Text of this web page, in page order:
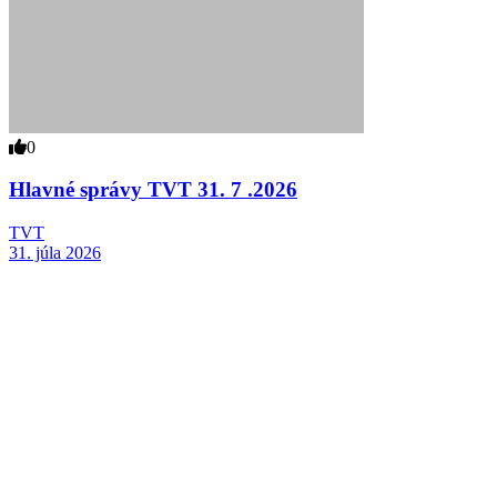
0
Hlavné správy TVT 31. 7 .2026
TVT
31. júla 2026